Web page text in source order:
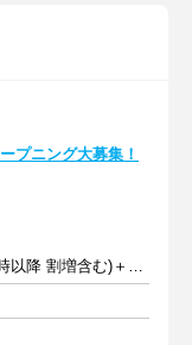
プニング大募集！
時給1,500円～1,875円(22時以降 割増含む)＋交通費一部支給